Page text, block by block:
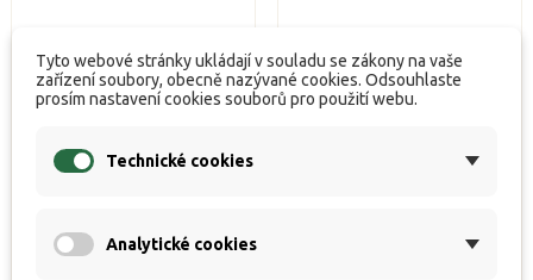
Tyto webové stránky ukládají v souladu se zákony na vaše
zařízení soubory, obecně nazývané cookies. Odsouhlaste
prosím nastavení cookies souborů pro použití webu.
Technické cookies
Analytické cookies